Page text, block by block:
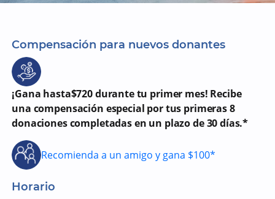
Compensación para nuevos donantes
¡Gana hasta$720 durante tu primer mes! Recibe
una compensación especial por tus primeras 8
donaciones completadas en un plazo de 30 días.*
Recomienda a un amigo y gana $100*
Horario